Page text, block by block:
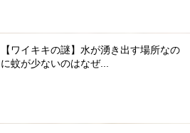
【ワイキキの謎】水が湧き出す場所なの
に蚊が少ないのはなぜ...